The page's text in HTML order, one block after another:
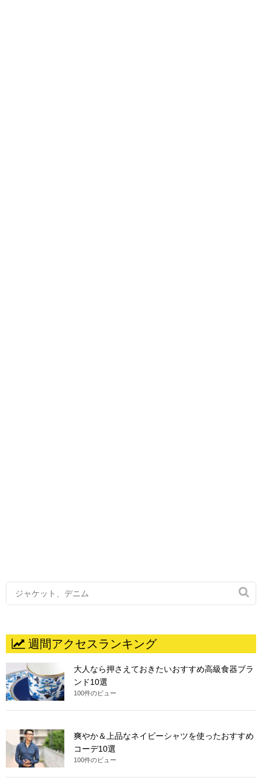

週間アクセスランキング
大人なら押さえておきたいおすすめ高級食器ブラ
ンド10選
100件のビュー
爽やか＆上品なネイビーシャツを使ったおすすめ
コーデ10選
100件のビュー